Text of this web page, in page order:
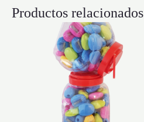
Productos relacionados